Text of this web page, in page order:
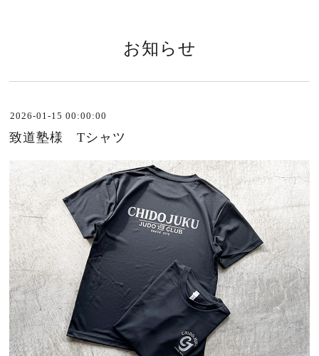
お知らせ
2026-01-15 00:00:00
致道塾様 Tシャツ